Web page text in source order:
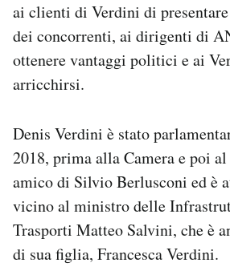
ai clienti di Verdini di
dei concorrenti, ai dirigenti di
ottenere vantaggi politici e ai
arricchirsi.
Denis Verdini è stato
2018, prima alla Camera e poi
amico di Silvio Berlusconi ed è
vicino al ministro delle
Trasporti Matteo Salvini, che è
di sua figlia, Francesca Verdini.